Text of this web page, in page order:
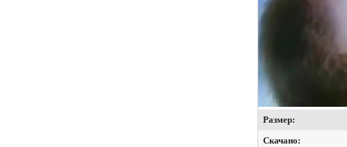
Размер:
Скачано: